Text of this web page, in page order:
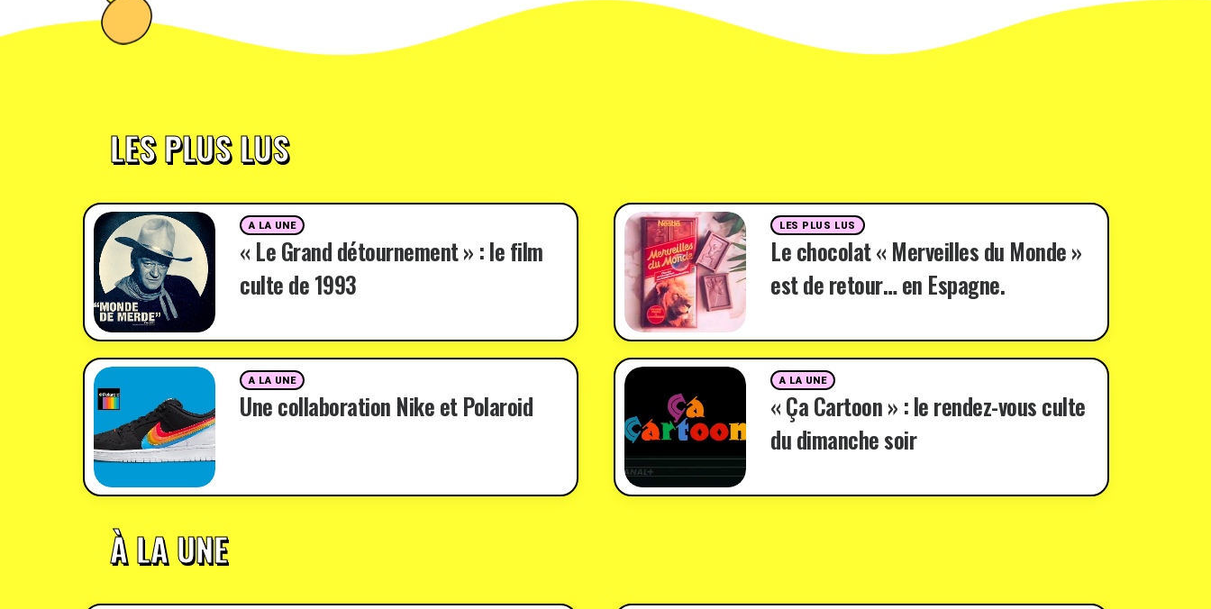
LES PLUS LUS
A LA UNE
« Le Grand détournement » : le film
culte de 1993
LES PLUS LUS
Le chocolat « Merveilles du Monde »
est de retour… en Espagne.
A LA UNE
Une collaboration Nike et Polaroid
A LA UNE
« Ça Cartoon » : le rendez-vous culte
du dimanche soir
À LA UNE